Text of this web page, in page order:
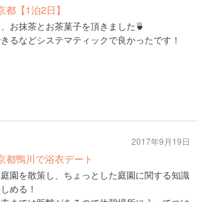
都【1泊2日】
お抹茶とお茶菓子を頂きました🍵
るなどシステマティックで良かったです！
都鴨川で浴衣デート
園を散策し、ちょっとした庭園に関する知識
める！
2017年9月19日